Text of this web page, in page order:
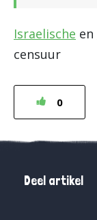
Israelische en
censuur
0
Deel artikel